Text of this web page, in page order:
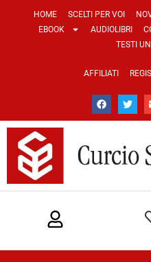
HOME SCELTI PER VOI
EBOOK
AUDIOLIBRI
TESTI
AFFILIATI